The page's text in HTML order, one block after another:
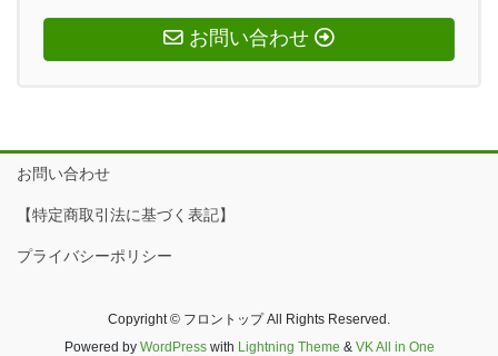
お問い合わせ
お問い合わせ
【特定商取引法に基づく表記】
プライバシーポリシー
Copyright © フロントップ All Rights Reserved.
Powered by WordPresswith Lightning Theme & VK All in One